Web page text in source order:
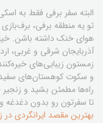
البته سفر برفی فقط به
تو یه منطقه برفی،
هوای خنک داشته باشن.
آذربایجان شرقی و غربی،
زمستون زیبایی‌های
و سکوت کوهستان‌های
راه‌ها مطمئن بشید و
تا سفرتون رو بدون دغدغه
بهترین مقصد ایرانگردی در